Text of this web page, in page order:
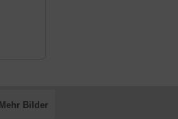
Mehr Bilder